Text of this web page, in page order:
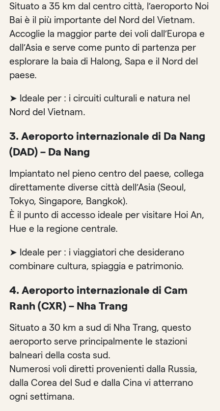
Situato a 35 km dal centro città, l’aeroporto Noi
Bai è il più importante del Nord del Vietnam.
Accoglie la maggior parte dei voli dall’Europa e
dall’Asia e serve come punto di partenza per
esplorare la baia di Halong, Sapa e il Nord del
paese.
➤ Ideale per : i circuiti culturali e natura nel
Nord del Vietnam.
3. Aeroporto internazionale di Da Nang
(DAD) – Da Nang
Impiantato nel pieno centro del paese, collega
direttamente diverse città dell’Asia (Seoul,
Tokyo, Singapore, Bangkok).
È il punto di accesso ideale per visitare Hoi An,
Hue e la regione centrale.
➤ Ideale per : i viaggiatori che desiderano
combinare cultura, spiaggia e patrimonio.
4. Aeroporto internazionale di Cam
Ranh (CXR) – Nha Trang
Situato a 30 km a sud di Nha Trang, questo
aeroporto serve principalmente le stazioni
balneari della costa sud.
Numerosi voli diretti provenienti dalla Russia,
dalla Corea del Sud e dalla Cina vi atterrano
ogni settimana.